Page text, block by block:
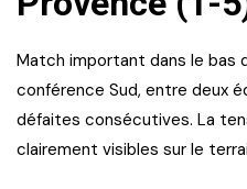
Match important dans le bas
conférence Sud, entre deux
défaites consécutives. La
clairement visibles sur le